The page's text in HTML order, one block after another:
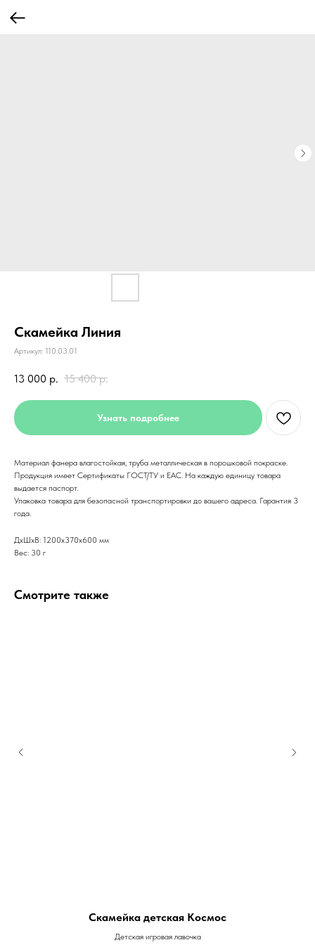
Скамейка Линия
Артикул: 110.03.01
13 000 р. 15 400 р.
Узнать подробнее
Материал фанера влагостойкая, труба металлическая в порошковой покраске.
Продукция имеет Сертификаты ГОСТ/ТУ и ЕАС. На каждую единицу товара
выдается паспорт.
Упаковка товара для безопасной транспортировки до вашего адреса. Гарантия 3
года.
ДxШxВ: 1200x370x600 мм
Вес: 30 г
Смотрите также
Скамейка детская Космос
Детская игровая лавочка